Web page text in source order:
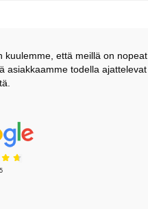
kuulemme, että meillä on nopeat
asiakkaamme todella ajattelevat
Arvostelu: 4.7 Tähdet